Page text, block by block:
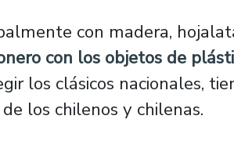
con madera,
con los objetos de
los clásicos nacionales,
los chilenos y chilenas.